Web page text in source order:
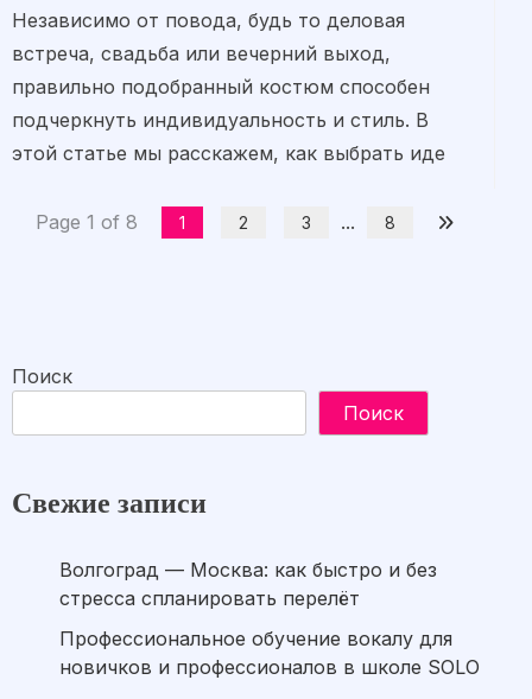
Независимо от повода, будь то деловая
встреча, свадьба или вечерний выход,
правильно подобранный костюм способен
подчеркнуть индивидуальность и стиль. В
этой статье мы расскажем, как выбрать иде
Page 1 of 8 1 2 3 ... 8
Поиск
Поиск
Свежие записи
Волгоград — Москва: как быстро и без
стресса спланировать перелёт
Профессиональное обучение вокалу для
новичков и профессионалов в школе SOLO